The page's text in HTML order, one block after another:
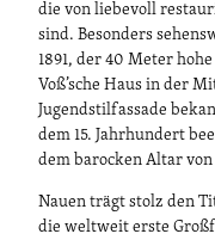
die von liebevoll
sind. Besonders
1891, der 40 Meter
Voß’sche Haus in der
Jugendstilfassade
dem 15. Jahrhundert
dem barocken Altar von
Nauen trägt stolz den
die weltweit erste